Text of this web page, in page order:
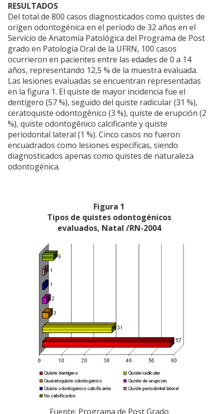
RESULTADOS
Del total de 800 casos diagnosticados como quistes de
origen odontogénica en el período de 32 años en el
Servicio de Anatomía Patológica del Programa de Post
grado en Patología Oral de la UFRN, 100 casos
ocurrieron en pacientes entre las edades de 0 a 14
años, representando 12,5 % de la muestra evaluada.
Las lesiones evaluadas se encuentran representadas
en la figura 1. El quiste de mayor incidencia fue el
dentígero (57 %), seguido del quiste radicular (31 %),
ceratoquiste odontogênico (3 %), quiste de erupción (2
%), quiste odontogênico calcificante y quiste
periodontal lateral (1 %). Cinco casos no fueron
encuadrados como lesiones específicas, siendo
diagnosticados apenas como quistes de naturaleza
odontogénica.
Figura 1
Tipos de quistes odontogénicos
evaluados, Natal /RN-2004
Fuente: Programa de Post Grado